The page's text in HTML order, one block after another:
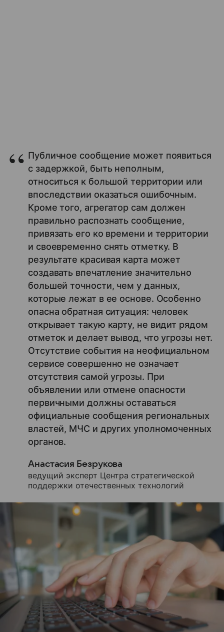
Публичное сообщение может появиться
с задержкой, быть неполным,
относиться к большой территории или
впоследствии оказаться ошибочным.
Кроме того, агрегатор сам должен
правильно распознать сообщение,
привязать его ко времени и территории
и своевременно снять отметку. В
результате красивая карта может
создавать впечатление значительно
большей точности, чем у данных,
которые лежат в ее основе. Особенно
опасна обратная ситуация: человек
открывает такую карту, не видит рядом
отметок и делает вывод, что угрозы нет.
Отсутствие события на неофициальном
сервисе совершенно не означает
отсутствия самой угрозы. При
объявлении или отмене опасности
первичными должны оставаться
официальные сообщения региональных
властей, МЧС и других уполномоченных
органов.
Анастасия Безрукова
ведущий эксперт Центра стратегической
поддержки отечественных технологий